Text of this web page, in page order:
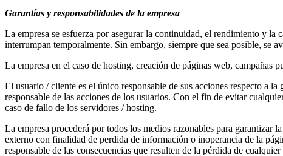
Garantías y responsabilidades de la empresa
La empresa se esfuerza por asegurar la continuidad, el rendimiento y
interrumpan temporalmente. Sin embargo, siempre que sea posible, se
La empresa en el caso de hosting, creación de páginas web, campañas
El usuario / cliente es el único responsable de sus acciones respecto a
responsable de las acciones de los usuarios. Con el fin de evitar
caso de fallo de los servidores / hosting.
La empresa procederá por todos los medios razonables para garantizar
externo con finalidad de perdida de información o inoperancia de la
responsable de las consecuencias que resulten de la pérdida de